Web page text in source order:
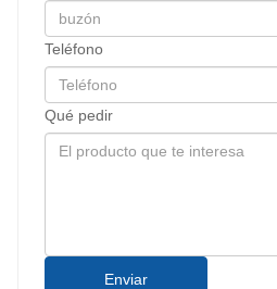
Teléfono
Qué pedir
Enviar